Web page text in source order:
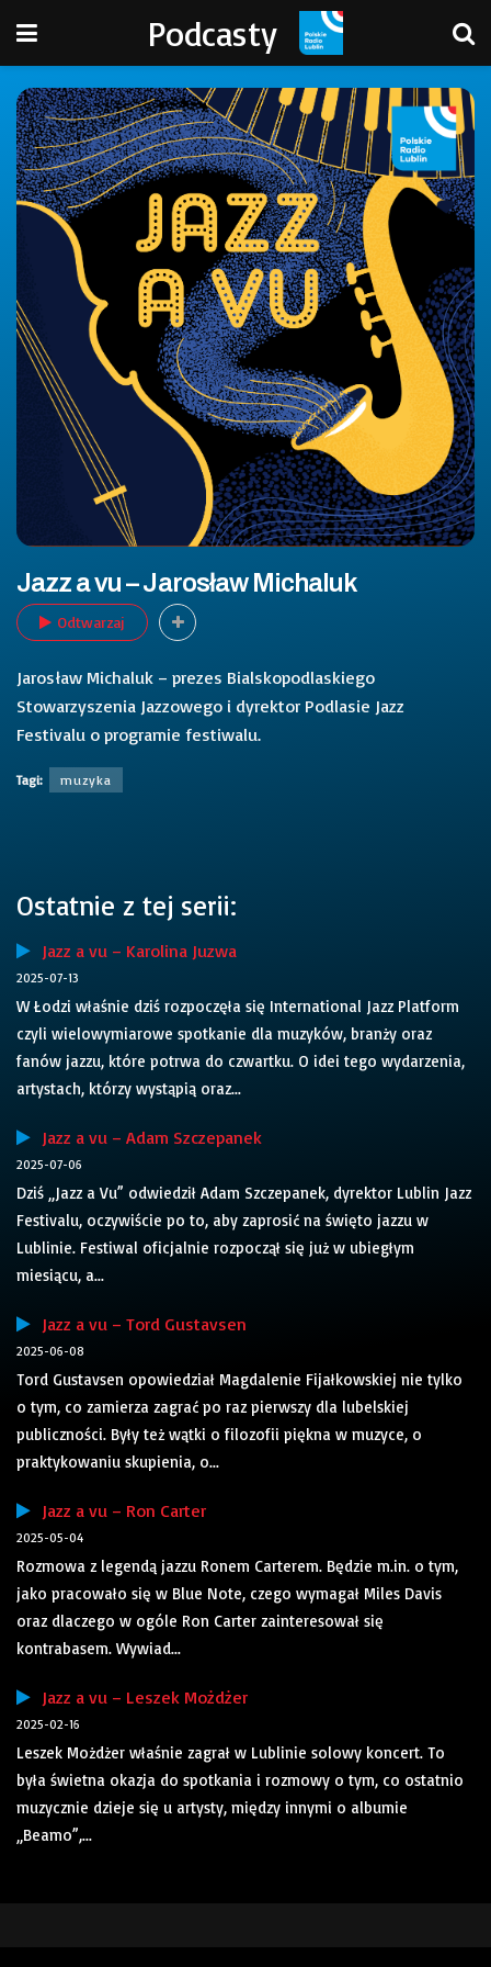
Podcasty
Jazz a vu – Jarosław Michaluk
Odtwarzaj
Jarosław Michaluk – prezes Bialskopodlaskiego
Stowarzyszenia Jazzowego i dyrektor Podlasie Jazz
Festivalu o programie festiwalu.
Tagi: muzyka
Ostatnie z tej serii:
Jazz a vu – Karolina Juzwa
2025-07-13
W Łodzi właśnie dziś rozpoczęła się International Jazz Platform
czyli wielowymiarowe spotkanie dla muzyków, branży oraz
fanów jazzu, które potrwa do czwartku. O idei tego wydarzenia,
artystach, którzy wystąpią oraz...
Jazz a vu – Adam Szczepanek
2025-07-06
Dziś „Jazz a Vu” odwiedził Adam Szczepanek, dyrektor Lublin Jazz
Festivalu, oczywiście po to, aby zaprosić na święto jazzu w
Lublinie. Festiwal oficjalnie rozpoczął się już w ubiegłym
miesiącu, a...
Jazz a vu – Tord Gustavsen
2025-06-08
Tord Gustavsen opowiedział Magdalenie Fijałkowskiej nie tylko
o tym, co zamierza zagrać po raz pierwszy dla lubelskiej
publiczności. Były też wątki o filozofii piękna w muzyce, o
praktykowaniu skupienia, o...
Jazz a vu – Ron Carter
2025-05-04
Rozmowa z legendą jazzu Ronem Carterem. Będzie m.in. o tym,
jako pracowało się w Blue Note, czego wymagał Miles Davis
oraz dlaczego w ogóle Ron Carter zainteresował się
kontrabasem. Wywiad...
Jazz a vu – Leszek Możdżer
2025-02-16
Leszek Możdżer właśnie zagrał w Lublinie solowy koncert. To
była świetna okazja do spotkania i rozmowy o tym, co ostatnio
muzycznie dzieje się u artysty, między innymi o albumie
„Beamo”,...